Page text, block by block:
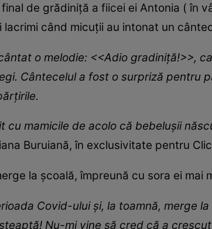
de grădiniță a fiicei ei Antonia ( în
când micuții au intonat un
o melodie: <<Adio gradiniță!>>,
Cântecelul a fost o surpriză pentru
cu mamicile de acolo că bebelușii
Buruiană, în exclusivitate pentru
la școală, împreună cu sora ei mai
Covid-ului și, la toamnă, merge
Nu-mi vine să cred că a